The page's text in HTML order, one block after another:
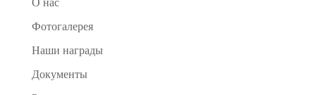
Фотогалерея
Наши награды
Документы